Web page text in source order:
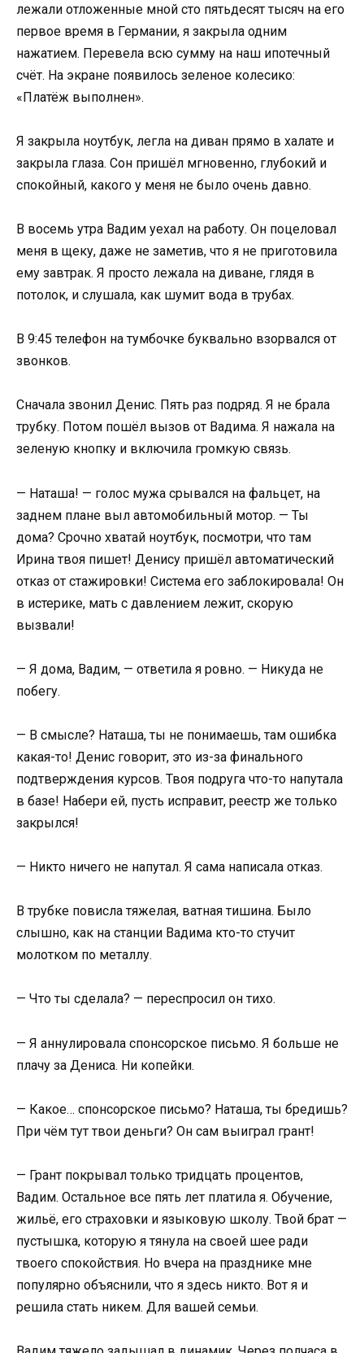
лежали отложенные мной сто пятьдесят тысяч на его
первое время в Германии, я закрыла одним
нажатием. Перевела всю сумму на наш ипотечный
счёт. На экране появилось зеленое колесико:
«Платёж выполнен».
Я закрыла ноутбук, легла на диван прямо в халате и
закрыла глаза. Сон пришёл мгновенно, глубокий и
спокойный, какого у меня не было очень давно.
В восемь утра Вадим уехал на работу. Он поцеловал
меня в щеку, даже не заметив, что я не приготовила
ему завтрак. Я просто лежала на диване, глядя в
потолок, и слушала, как шумит вода в трубах.
В 9:45 телефон на тумбочке буквально взорвался от
звонков.
Сначала звонил Денис. Пять раз подряд. Я не брала
трубку. Потом пошёл вызов от Вадима. Я нажала на
зеленую кнопку и включила громкую связь.
— Наташа! — голос мужа срывался на фальцет, на
заднем плане выл автомобильный мотор. — Ты
дома? Срочно хватай ноутбук, посмотри, что там
Ирина твоя пишет! Денису пришёл автоматический
отказ от стажировки! Система его заблокировала! Он
в истерике, мать с давлением лежит, скорую
вызвали!
— Я дома, Вадим, — ответила я ровно. — Никуда не
побегу.
— В смысле? Наташа, ты не понимаешь, там ошибка
какая-то! Денис говорит, это из-за финального
подтверждения курсов. Твоя подруга что-то напутала
в базе! Набери ей, пусть исправит, реестр же только
закрылся!
— Никто ничего не напутал. Я сама написала отказ.
В трубке повисла тяжелая, ватная тишина. Было
слышно, как на станции Вадима кто-то стучит
молотком по металлу.
— Что ты сделала? — переспросил он тихо.
— Я аннулировала спонсорское письмо. Я больше не
плачу за Дениса. Ни копейки.
— Какое… спонсорское письмо? Наташа, ты бредишь?
При чём тут твои деньги? Он сам выиграл грант!
— Грант покрывал только тридцать процентов,
Вадим. Остальное все пять лет платила я. Обучение,
жильё, его страховки и языковую школу. Твой брат —
пустышка, которую я тянула на своей шее ради
твоего спокойствия. Но вчера на празднике мне
популярно объяснили, что я здесь никто. Вот я и
решила стать никем. Для вашей семьи.